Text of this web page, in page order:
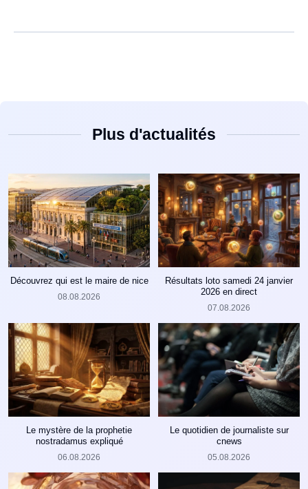
Plus d'actualités
Découvrez qui est le maire de nice
08.08.2026
Résultats loto samedi 24 janvier
2026 en direct
07.08.2026
Le mystère de la prophetie
nostradamus expliqué
06.08.2026
Le quotidien de journaliste sur
cnews
05.08.2026